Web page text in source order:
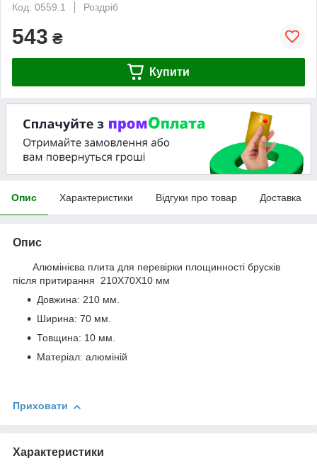
Код: 0559.1
Роздріб
543 ₴
Купити
Опис Характеристики Відгуки про товар Доставка
Опис
Алюмінієва плита для перевірки площинності брусків
після притирання 210Х70X10 мм
Довжина: 210 мм.
Ширина: 70 мм.
Товщина: 10 мм.
Матеріал: алюміній
Приховати
Характеристики